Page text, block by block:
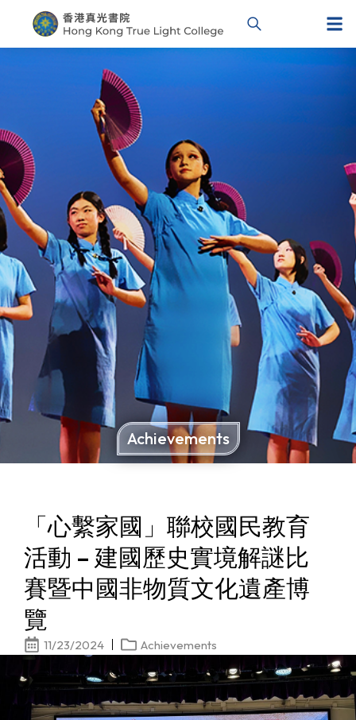
Achievements
「心繫家國」聯校國民教育
活動 – 建國歷史實境解謎比
賽暨中國非物質文化遺產博
覽
11/23/2024 Achievements